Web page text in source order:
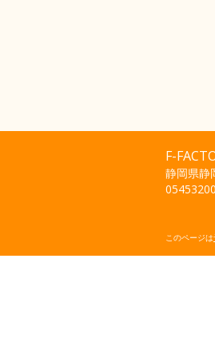
F-
静岡県静
このページは